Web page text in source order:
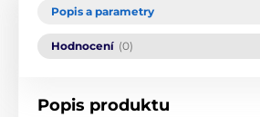
Popis a parametry
Hodnocení (0)
Popis produktu